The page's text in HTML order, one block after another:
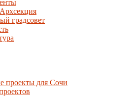
градсовет
проекты для Сочи